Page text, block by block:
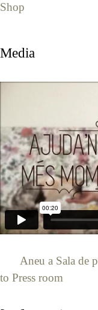
Shop
Media
Aneu a Sala de
to Press room